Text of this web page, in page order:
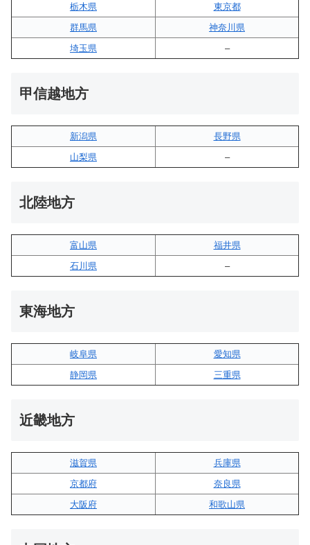
栃木県
東京都
群馬県
神奈川県
埼玉県
–
甲信越地方
新潟県
長野県
山梨県
–
北陸地方
富山県
福井県
石川県
–
東海地方
岐阜県
愛知県
静岡県
三重県
近畿地方
滋賀県
兵庫県
京都府
奈良県
大阪府
和歌山県